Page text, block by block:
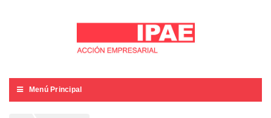
Menú Principal